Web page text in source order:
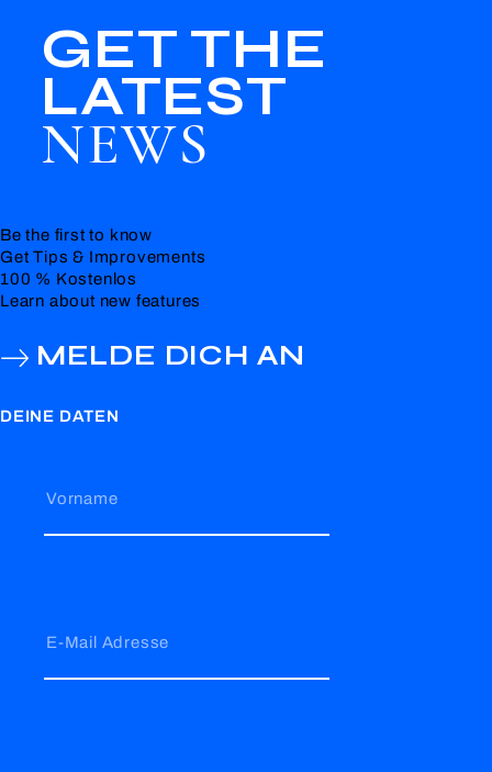
GET THE
LATEST
NEWS
Be the first to know
Get Tips & Improvements
100 % Kostenlos
Learn about new features
MELDE DICH AN
DEINE DATEN
Vorname
E-Mail Adresse